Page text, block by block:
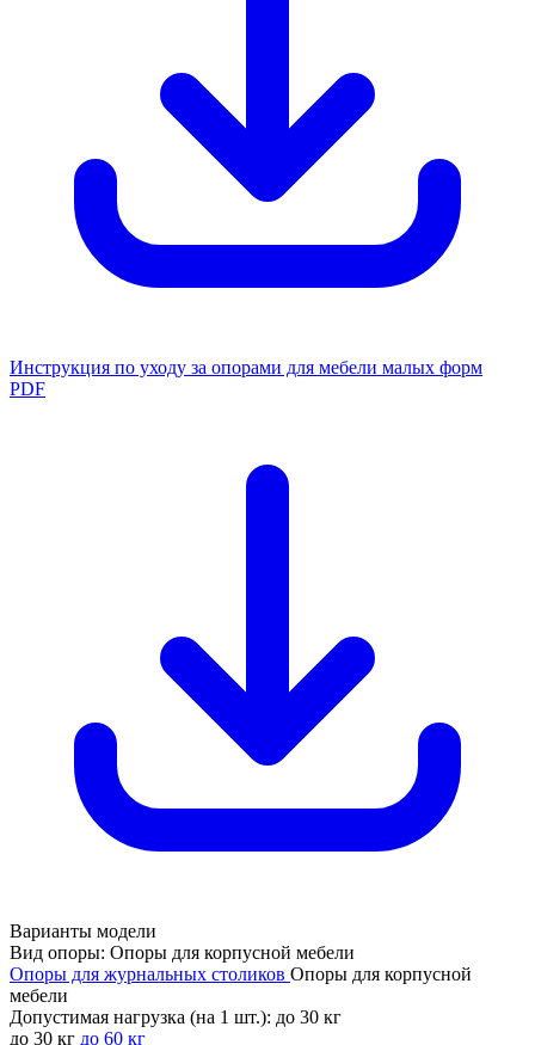
Инструкция по уходу за опорами для мебели малых форм
PDF
Варианты модели
Вид опоры: Опоры для корпусной мебели
Опоры для журнальных столиков Опоры для корпусной
мебели
Допустимая нагрузка (на 1 шт.): до 30 кг
до 30 кг до 60 кг